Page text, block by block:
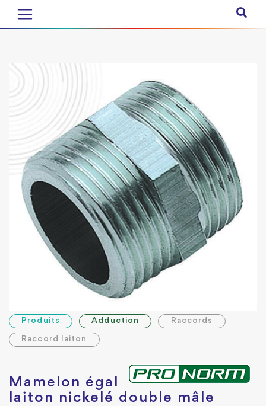
Produits Adduction Raccords
Raccord laiton
Mamelon égal
laiton nickelé double mâle